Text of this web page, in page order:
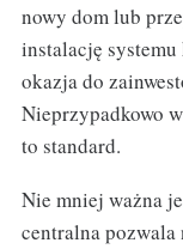
nowy dom lub
instalację
okazja do
Nieprzypadkowo
to standard.
Nie mniej ważna
centralna